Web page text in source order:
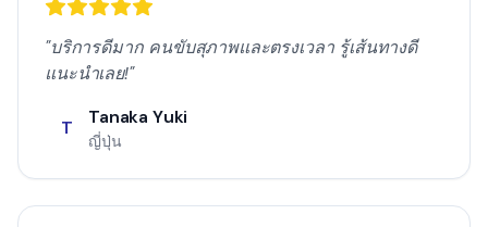
"บริการดีมาก คนขับสุภาพและตรงเวลา รู้เส้นทางดี
แนะนำเลย!"
T Tanaka Yuki
ญี่ปุ่น